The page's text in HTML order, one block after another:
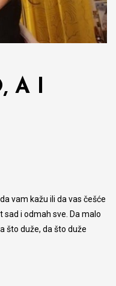
A I
vam kažu ili da vas češće
i odmah sve. Da malo
što duže, da što duže